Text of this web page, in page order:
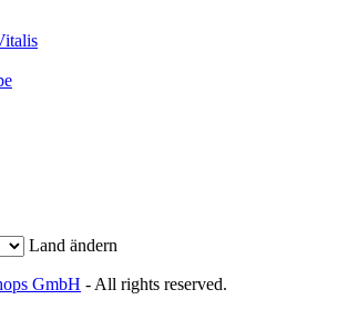
Land ändern
GmbH - All rights reserved.